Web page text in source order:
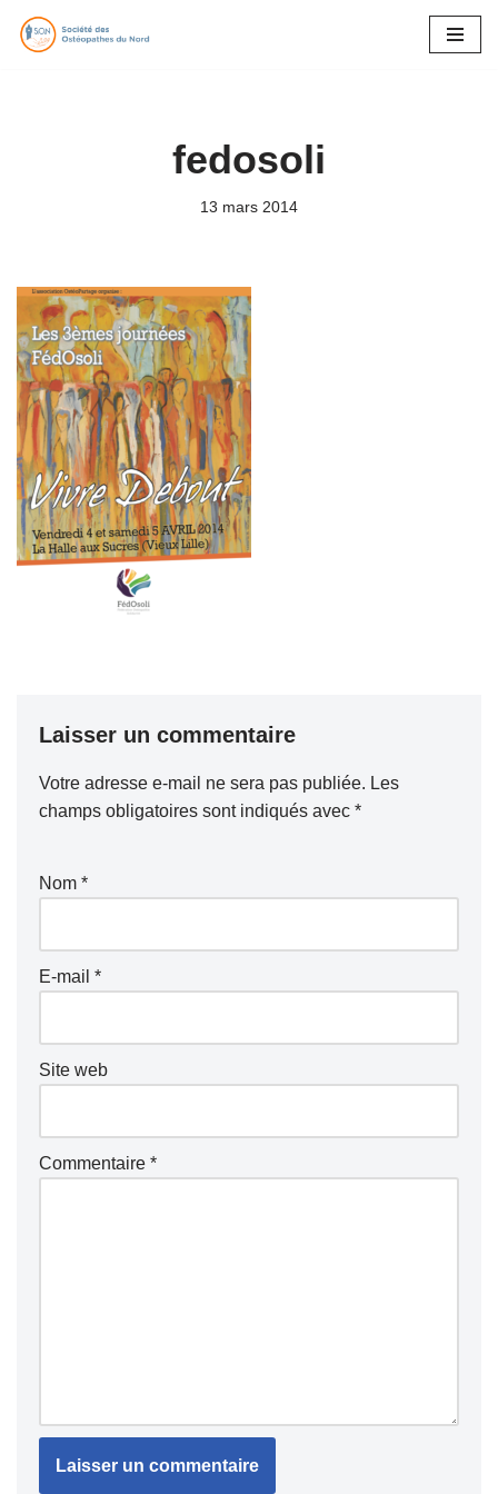
fedosoli
13 mars 2014
Laisser un commentaire
Votre adresse e-mail ne sera pas publiée. Les
champs obligatoires sont indiqués avec *
Nom *
E-mail *
Site web
Commentaire *